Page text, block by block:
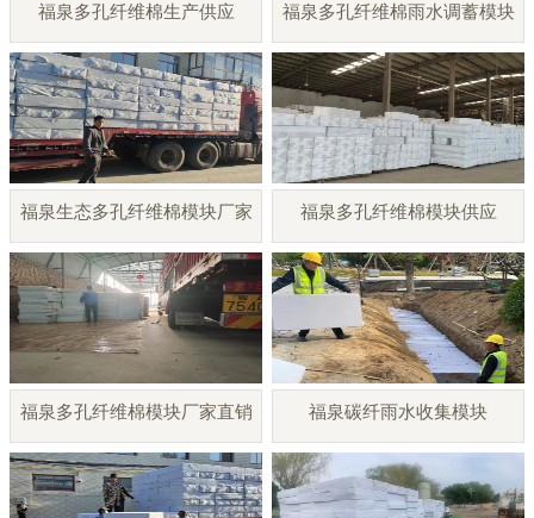
福泉多孔纤维棉生产供应 福泉多孔纤维棉雨水调蓄模块
福泉生态多孔纤维棉模块厂家 福泉多孔纤维棉模块供应
福泉多孔纤维棉模块厂家直销 福泉碳纤雨水收集模块